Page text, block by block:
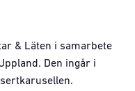
& Läten i samarbete
Den ingår i